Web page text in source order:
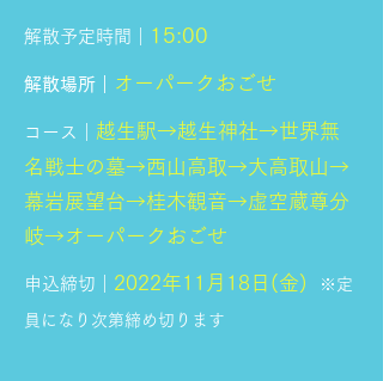
解散予定時間｜ 15:00
解散場所｜ オーパークおごせ
コース｜ 越生駅→越生神社→世界無
名戦士の墓→西山高取→大高取山→
幕岩展望台→桂木観音→虚空蔵尊分
岐→オーパークおごせ
申込締切｜ 2022年11月18日(金) ※定
員になり次第締め切ります